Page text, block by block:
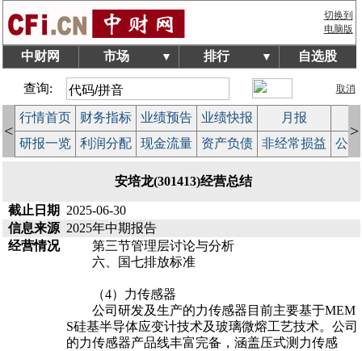
切换到
电脑版
中财网 市场 ▼ 排行 ▼ 自选股
查询: 取消
<
行情首页 财务指标 业绩预告 业绩快报 月报
研报一览
利润分配 现金流量 资产负债 非经常损益 公
>
安培龙(301413)经营总结
截止日期
2025-06-30
信息来源 2025年中期报告
经营情况
第三节管理层讨论与分析
六、国七排放标准
（4）力传感器
公司研发及生产的力传感器目前主要基于MEM
S硅基半导体应变计技术及玻璃微熔工艺技术。公司
的力传感器产品线丰富完备，涵盖压式测力传感